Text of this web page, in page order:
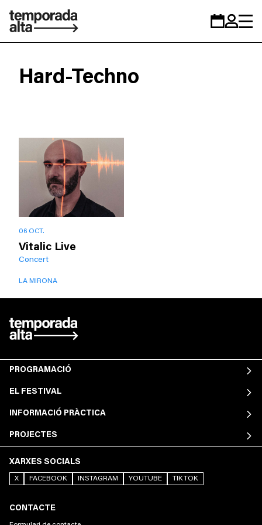
Temporada
personal
Hard-Techno
06 OCT.
Vitalic Live
Concert
LA MIRONA
PROGRAMACIÓ
EL FESTIVAL
INFORMACIÓ PRÀCTICA
PROJECTES
XARXES SOCIALS
X FACEBOOK INSTAGRAM YOUTUBE TIKTOK
CONTACTE